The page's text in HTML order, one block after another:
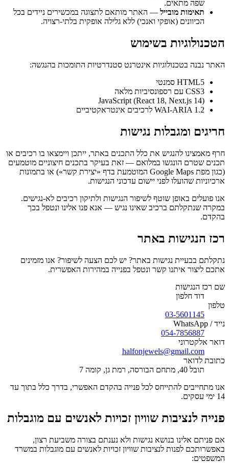
שפה מתאים.
תאימות מובייל — האתר מותאם לתצוגה במכשירים ניידים בכל
הכיוונים (אופקי ואנכי) ללא גלילה אופקית בלתי-רצויה.
הטכנולוגיות בשימוש
האתר נבנה בטכנולוגיות אינטרנט סטנדרטיות התומכות בהנגשה:
HTML5 סמנטי
CSS3 עם רספונסיביות מלאה
JavaScript (React 18, Next.js 14)
WAI-ARIA 1.2 לרכיבים אינטראקטיביים
חריגים ומגבלות נגישות
חרף מאמצינו להנגיש את כלל התכנים באתר, ייתכן ויימצאו בו רכיבים או
תכנים שטרם הונגשו במלואם — זאת בעיקר בתכנים חיצוניים מוטמעים
(כגון מפת Google Maps המוטמעת בדף «יצירת קשר») או בתמונות
ארכיוניות שהועלו לפני יישום עדכוני הנגישות.
אנו פועלים באופן שוטף לשיפור הנגישות ולתיקון רכיבים לא-נגישים.
במקרה שנתקלתם ברכיב שאינו נגיש — אנא פנו אלינו ונטפל בכך
בהקדם.
רכז הנגישות באתר
נתקלתם בבעיית נגישות באתר? יש לכם הצעה לשיפור? אנו מזמינים
אתכם ליצור איתנו קשר ונטפל בפנייה במהירות האפשרית.
שם רכז הנגישות
דוד חלפון
טלפון
03-5601145
נייד / WhatsApp
054-7856887
דואר אלקטרוני
halfonjewels@gmail.com
כתובת לדואר
תובל 40, מתחם הבורסה, רמת גן, קומה 7
אנו מתחייבים להתייחס לכל פנייה בהקדם האפשרי, בדרך כלל בתוך עד
14 ימי עסקים.
פנייה לנציבות שוויון זכויות לאנשים עם מוגבלות
אם פניתם אלינו בנושא נגישות ולא נענתם בצורה משביעת רצון,
באפשרותכם לפנות לנציבות שוויון זכויות לאנשים עם מוגבלות במשרד
המשפטים: